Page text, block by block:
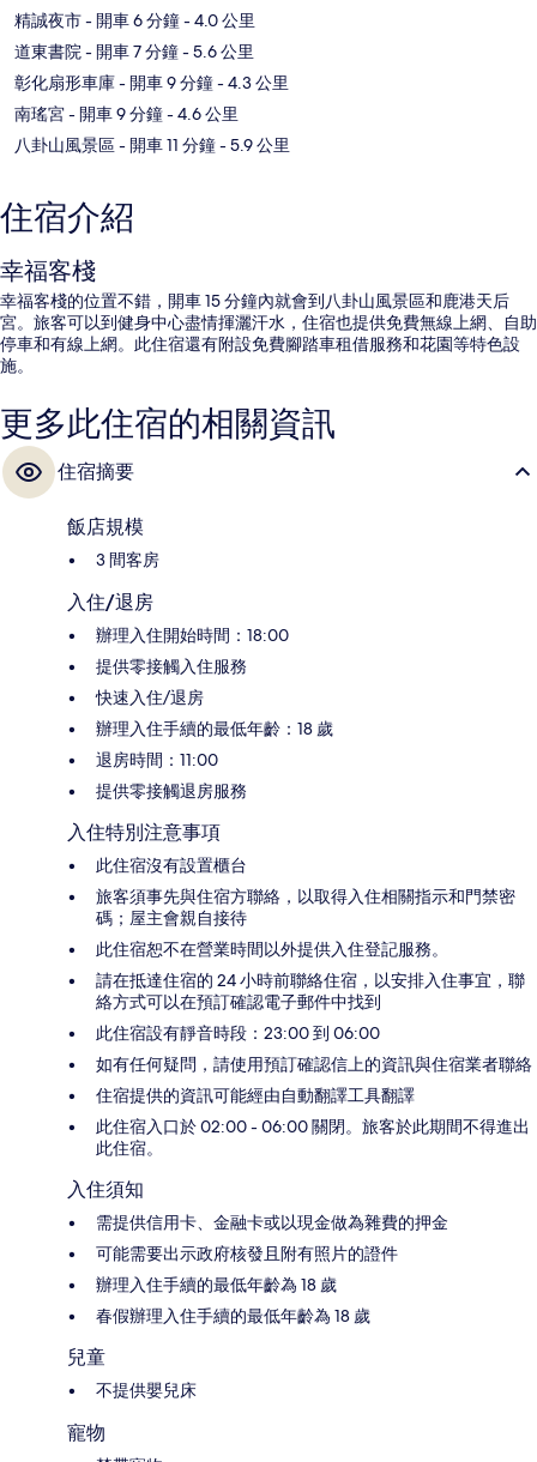
精誠夜市- 開車 6 分鐘- 4.0 公里
道東書院- 開車 7 分鐘- 5.6 公里
彰化扇形車庫- 開車 9 分鐘- 4.3 公里
南瑤宮- 開車 9 分鐘- 4.6 公里
八卦山風景區- 開車 11 分鐘- 5.9 公里
住宿介紹
幸福客棧
幸福客棧的位置不錯，開車 15 分鐘內就會到八卦山風景區和鹿港天后
宮。旅客可以到健身中心盡情揮灑汗水，住宿也提供免費無線上網、自助
停車和有線上網。此住宿還有附設免費腳踏車租借服務和花園等特色設
施。
更多此住宿的相關資訊
住宿摘要
飯店規模
3 間客房
入住/退房
辦理入住開始時間：18:00
提供零接觸入住服務
快速入住/退房
辦理入住手續的最低年齡：18 歲
退房時間：11:00
提供零接觸退房服務
入住特別注意事項
此住宿沒有設置櫃台
旅客須事先與住宿方聯絡，以取得入住相關指示和門禁密
碼；屋主會親自接待
此住宿恕不在營業時間以外提供入住登記服務。
請在抵達住宿的 24 小時前聯絡住宿，以安排入住事宜，聯
絡方式可以在預訂確認電子郵件中找到
此住宿設有靜音時段：23:00 到 06:00
如有任何疑問，請使用預訂確認信上的資訊與住宿業者聯絡
住宿提供的資訊可能經由自動翻譯工具翻譯
此住宿入口於 02:00 - 06:00 關閉。旅客於此期間不得進出
此住宿。
入住須知
需提供信用卡、金融卡或以現金做為雜費的押金
可能需要出示政府核發且附有照片的證件
辦理入住手續的最低年齡為 18 歲
春假辦理入住手續的最低年齡為 18 歲
兒童
不提供嬰兒床
寵物